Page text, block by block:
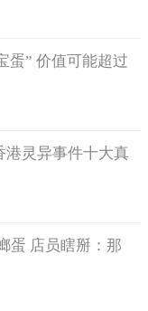
蛋” 价值可能超过
港灵异事件十大真
蛋 店员瞎掰：那